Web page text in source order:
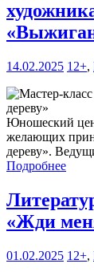
14.02.2025 12+,
Юношеский
желающих
дереву».
Подробнее
«Жди
01.02.2025 12+,